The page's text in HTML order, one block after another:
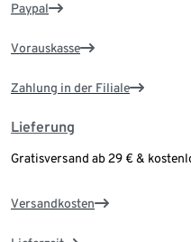
Paypal
Vorauskasse
Zahlung in der Filiale
Lieferung
Gratisversand ab 29 € &
Versandkosten